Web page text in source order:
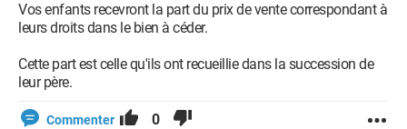
Vos enfants recevront la part du prix de vente correspondant à
leurs droits dans le bien à céder.
Cette part est celle qu'ils ont recueillie dans la succession de
leur père.
Commenter 0